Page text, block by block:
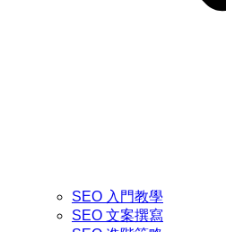
SEO 入門教學
SEO 文案撰寫